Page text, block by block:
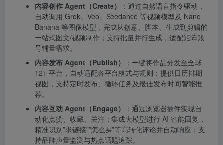
内容创作 Agent（Create）
：通过自然语言指令驱动，
自动调用 Grok、Veo、Seedance 等视频模型及 Nano
Banana 等图像模型，完成从创意、脚本、生成到剪辑的
一站式图文/视频制作；支持批量并行生成，适配矩阵账
号铺量需求。
内容发布 Agent（Publish）
：一键将作品分发至全球
12+ 平台，自动适配各平台格式与规则；提供日历排期
视图，支持定时发布、循环任务及最佳发布时间智能推
荐。
内容互动 Agent（Engage）
：通过浏览器插件实现自
动化点赞、收藏、关注；集成大模型进行 AI 智能回复，
精准识别”求链接””怎么买”等高转化评论并自动响应；支
持品牌声量监测与热点话题追踪。